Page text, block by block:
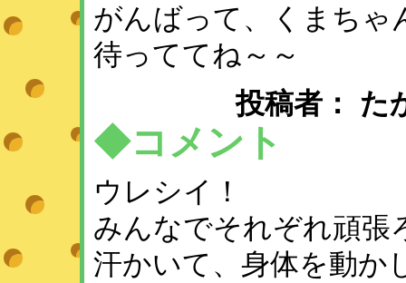
がんばって、くまちゃ
待っててね～～
投稿者： た
◆コメント
ウレシイ！
みんなでそれぞれ頑張
汗かいて、身体を動か